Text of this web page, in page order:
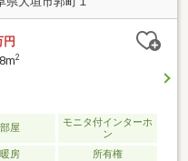
円
2
屋
モニタ付インターホ
ン
房 所有権